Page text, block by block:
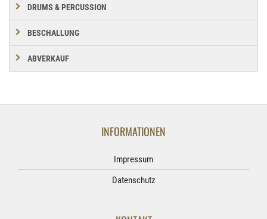
DRUMS & PERCUSSION
BESCHALLUNG
ABVERKAUF
INFORMATIONEN
Impressum
Datenschutz